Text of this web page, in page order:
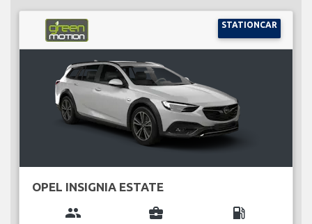
STATIONCAR
OPEL INSIGNIA ESTATE
group business_center local_gas_station